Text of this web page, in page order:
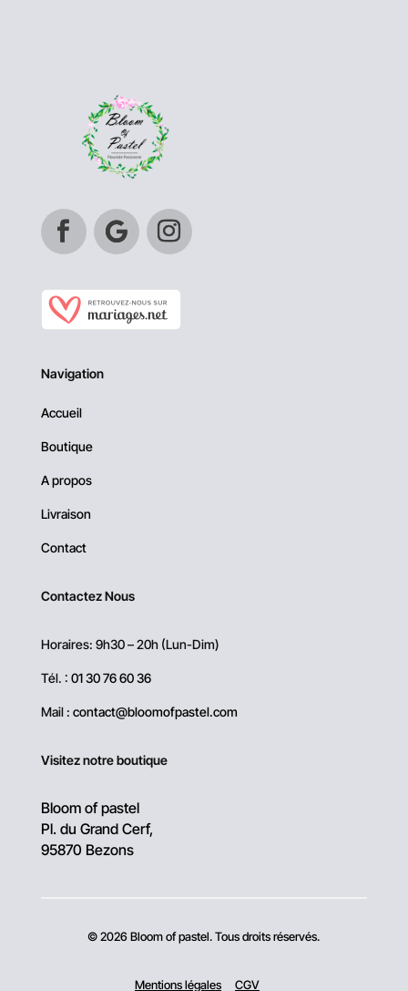
Navigation
Accueil
Boutique
A propos
Livraison
Contact
Contactez Nous
Horaires: 9h30 – 20h (Lun-Dim)
Tél. : 01 30 76 60 36
Mail : contact@bloomofpastel.com
Visitez notre boutique
Bloom of pastel
Pl. du Grand Cerf,
95870 Bezons
© 2026 Bloom of pastel. Tous droits réservés.
Mentions légales CGV